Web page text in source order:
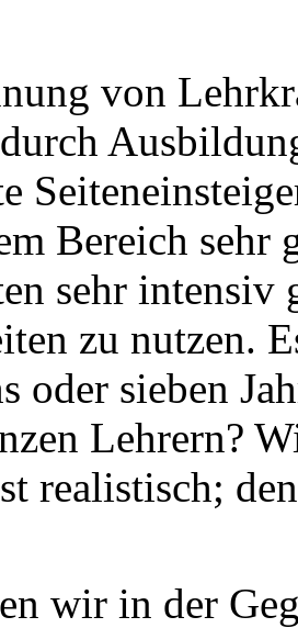
von
Bereich sehr
sehr intensiv
zu nutzen.
oder sieben
Lehrern?
realistisch;
wir in der